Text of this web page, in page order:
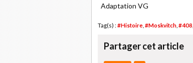
Adaptation VG
Tag(s) : #Histoire #Moskvitch #408
Partager cet article